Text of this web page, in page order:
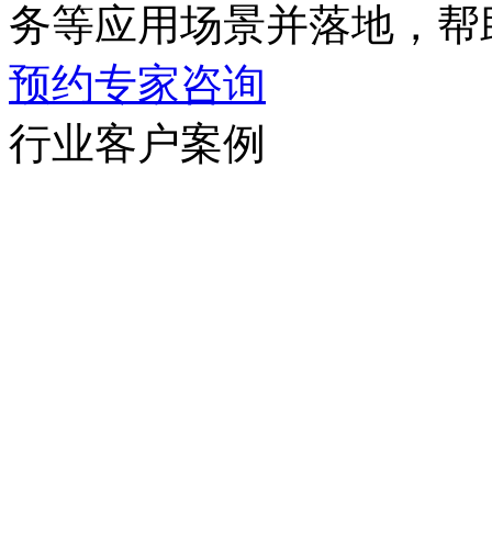
务等应用场景并落地
预约专家咨询
行业客户案例